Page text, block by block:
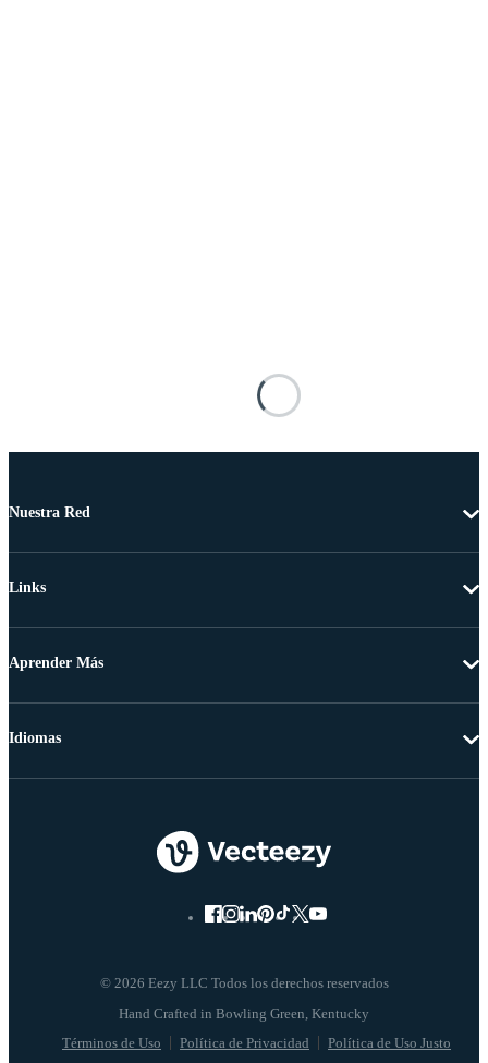
Nuestra Red
Links
Aprender Más
© 2026 Eezy LLC Todos los derechos reservados
Términos de Uso Política de Privacidad Política de Uso Justo
Idiomas